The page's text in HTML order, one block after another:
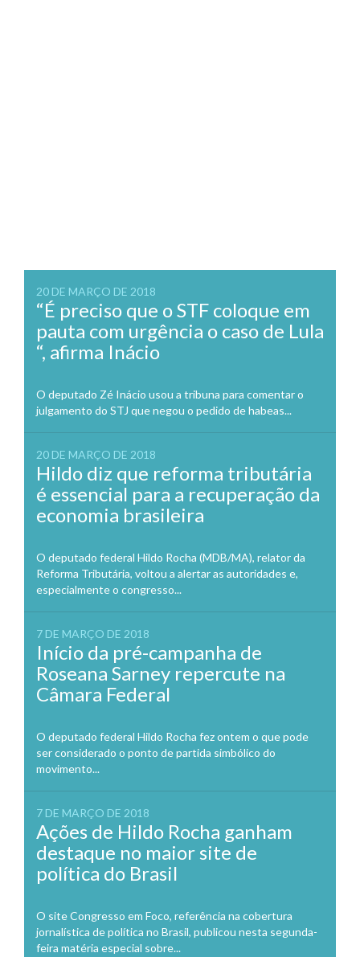
20 DE MARÇO DE 2018
“É preciso que o STF coloque em
pauta com urgência o caso de Lula
“, afirma Inácio
O deputado Zé Inácio usou a tribuna para comentar o
julgamento do STJ que negou o pedido de habeas...
20 DE MARÇO DE 2018
Hildo diz que reforma tributária
é essencial para a recuperação da
economia brasileira
O deputado federal Hildo Rocha (MDB/MA), relator da
Reforma Tributária, voltou a alertar as autoridades e,
especialmente o congresso...
7 DE MARÇO DE 2018
Início da pré-campanha de
Roseana Sarney repercute na
Câmara Federal
O deputado federal Hildo Rocha fez ontem o que pode
ser considerado o ponto de partida simbólico do
movimento...
7 DE MARÇO DE 2018
Ações de Hildo Rocha ganham
destaque no maior site de
política do Brasil
O site Congresso em Foco, referência na cobertura
jornalística de política no Brasil, publicou nesta segunda-
feira matéria especial sobre...